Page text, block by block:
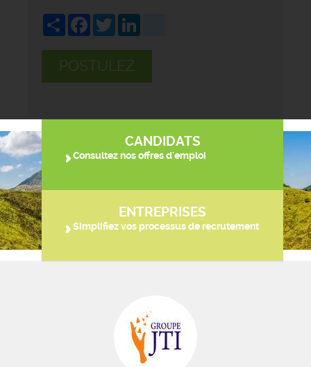
ShareFacebook
Twitter
POSTULEZ
CANDIDATS
Consultez nos offres d'emploi
ENTREPRISES
Simplifiez vos processus de recrutement